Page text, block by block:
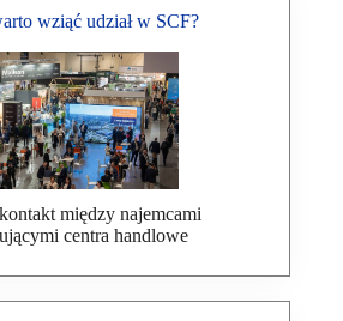
wziąć udział w SCF?
między najemcami
centra handlowe